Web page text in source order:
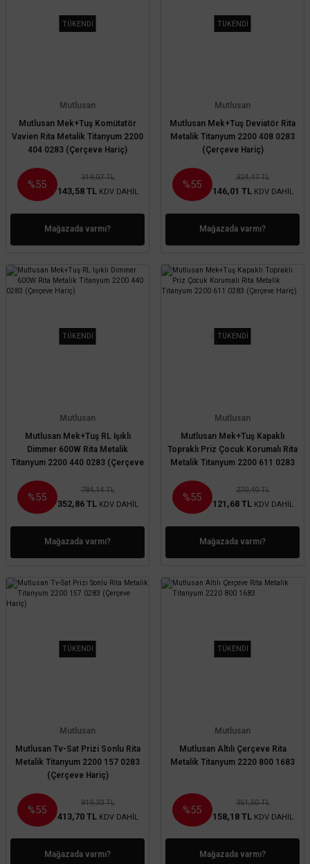
TÜKENDİ
Mutlusan
Mutlusan Mek+Tuş Komütatör
Vavien Rita Metalik Titanyum 2200
404 0283 (Çerçeve Hariç)
%55
319,07 TL
143,58 TL KDV DAHİL
Mağazada varmı?
TÜKENDİ
Mutlusan
Mutlusan Mek+Tuş Deviatör Rita
Metalik Titanyum 2200 408 0283
(Çerçeve Hariç)
%55
324,47 TL
146,01 TL KDV DAHİL
Mağazada varmı?
TÜKENDİ
Mutlusan
Mutlusan Mek+Tuş RL Işıklı
Dimmer 600W Rita Metalik
Titanyum 2200 440 0283 (Çerçeve
%55
784,14 TL
352,86 TL KDV DAHİL
Mağazada varmı?
TÜKENDİ
Mutlusan
Mutlusan Mek+Tuş Kapaklı
Topraklı Priz Çocuk Korumalı Rita
Metalik Titanyum 2200 611 0283
%55
270,40 TL
121,68 TL KDV DAHİL
Mağazada varmı?
TÜKENDİ
Mutlusan
Mutlusan Tv-Sat Prizi Sonlu Rita
Metalik Titanyum 2200 157 0283
(Çerçeve Hariç)
%55
919,33 TL
413,70 TL KDV DAHİL
Mağazada varmı?
TÜKENDİ
Mutlusan
Mutlusan Altılı Çerçeve Rita
Metalik Titanyum 2220 800 1683
%55
351,50 TL
158,18 TL KDV DAHİL
Mağazada varmı?